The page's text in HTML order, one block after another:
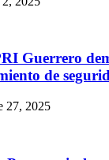
Guerrero
de
27, 2025